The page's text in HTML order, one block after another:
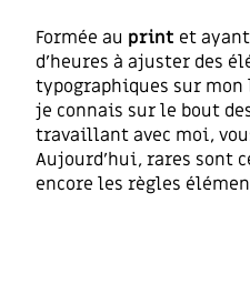
Formée au print et
d’heures à ajuster des
typographiques sur
je connais sur le bout
travaillant avec moi,
Aujourd’hui, rares sont
encore les règles